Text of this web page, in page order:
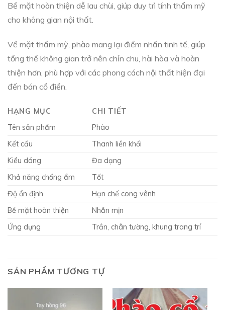
Bề mặt hoàn thiện dễ lau chùi, giúp duy trì tính thẩm mỹ
cho không gian nội thất.
Về mặt thẩm mỹ, phào mang lại điểm nhấn tinh tế, giúp
tổng thể không gian trở nên chỉn chu, hài hòa và hoàn
thiện hơn, phù hợp với các phong cách nội thất hiện đại
đến bán cổ điển.
HẠNG MỤC
CHI TIẾT
Tên sản phẩm
Phào
Kết cấu
Thanh liền khối
Kiểu dáng
Đa dạng
Khả năng chống ẩm
Tốt
Độ ổn định
Hạn chế cong vênh
Bề mặt hoàn thiện
Nhẵn mịn
Ứng dụng
Trần, chân tường, khung trang trí
SẢN PHẨM TƯƠNG TỰ